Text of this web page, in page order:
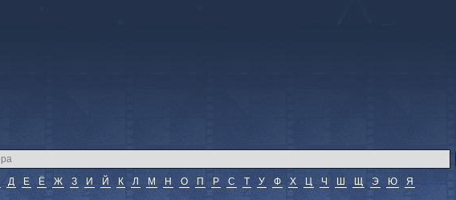
Д Е Ё Ж З И Й К Л М Н О П Р С Т У Ф Х Ц Ч Ш Щ Э Ю Я